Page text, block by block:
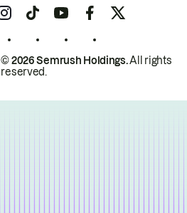
© 2026 Semrush Holdings.All rights
reserved.